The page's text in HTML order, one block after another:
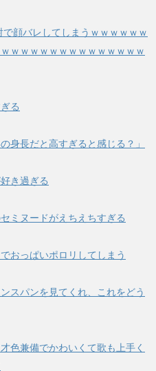
で顔バレしてしまうｗｗｗｗｗｗ
ｗｗｗｗｗｗｗｗｗｗｗｗｗｗ
る
身長だと高すぎると感じる？」
き過ぎる
ミヌードがえちえちすぎる
おっぱいポロリしてしまう
スパンを見てくれ、これをどう
色兼備でかわいくて歌も上手く